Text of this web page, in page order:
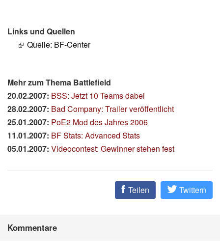
Links und Quellen
Quelle: BF-Center
Mehr zum Thema Battlefield
20.02.2007: BSS: Jetzt 10 Teams dabei
28.02.2007: Bad Company: Trailer veröffentlicht
25.01.2007: PoE2 Mod des Jahres 2006
11.01.2007: BF Stats: Advanced Stats
05.01.2007: Videocontest: Gewinner stehen fest
Teilen Twittern
Kommentare